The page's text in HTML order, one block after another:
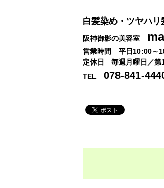
白髪染め・ツヤハ
阪神御影の美容室
営業時間 平日10:00～
定休日 毎週月曜日／第
TEL 078-841-